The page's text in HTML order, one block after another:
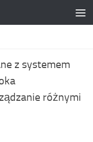
z systemem
różnymi